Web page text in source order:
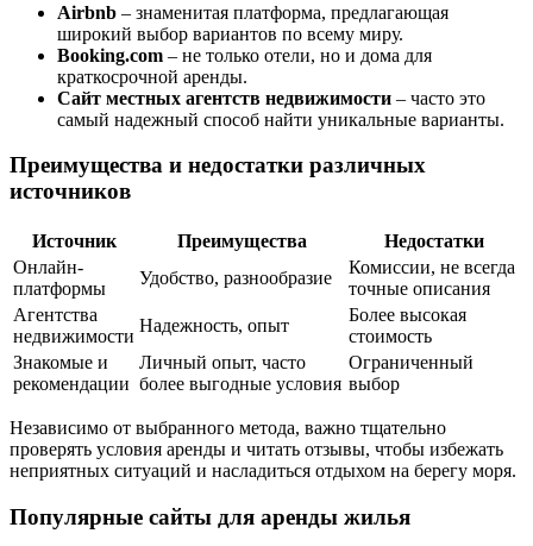
Airbnb – знаменитая платформа, предлагающая
широкий выбор вариантов по всему миру.
Booking.com – не только отели, но и дома для
краткосрочной аренды.
Сайт местных агентств недвижимости – часто это
самый надежный способ найти уникальные варианты.
Преимущества и недостатки различных
источников
Источник Преимущества
Недостатки
Онлайн-
платформы
Удобство, разнообразие
Комиссии, не всегда
точные описания
Агентства
недвижимости
Надежность, опыт
Более высокая
стоимость
Знакомые и
рекомендации
Личный опыт, часто
более выгодные условия
Ограниченный
выбор
Независимо от выбранного метода, важно тщательно
проверять условия аренды и читать отзывы, чтобы избежать
неприятных ситуаций и насладиться отдыхом на берегу моря.
Популярные сайты для аренды жилья